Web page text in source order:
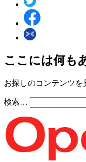
ここには何も
お探しのコンテンツ
検索…